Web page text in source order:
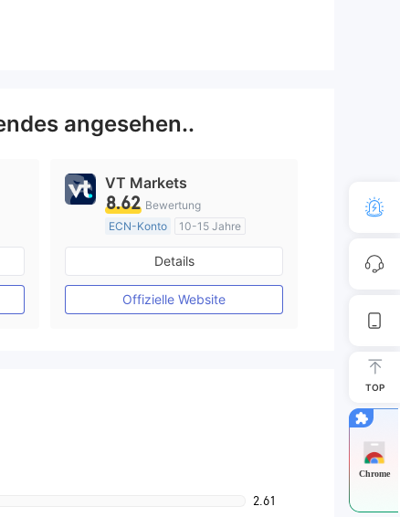
angesehen..
VT Markets
8.62 Bewertung
ECN-Konto
10-15 Jahre
AustralienRegulierung
Market Making (MM)
MT4-Volllizenz
Details
Offizielle Website
2.61
TOP
Chrome